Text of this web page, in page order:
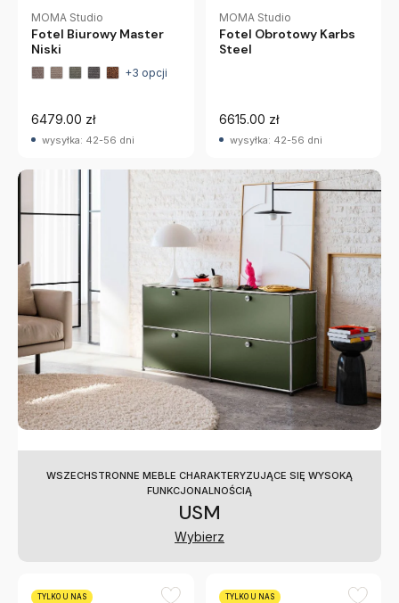
MOMA Studio
Fotel Biurowy Master
Niski
+3 opcji
6479.00 zł
wysyłka: 42-56 dni
WSZECHSTRONNE MEBLE CHARAKTERYZUJĄCE SIĘ WYSOKĄ
FUNKCJONALNOŚCIĄ
USM
Wybierz
MOMA Studio
Fotel Obrotowy Karbs
Steel
6615.00 zł
wysyłka: 42-56 dni
TYLKO U NAS TYLKO U NAS